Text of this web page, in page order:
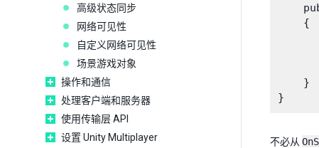
高级状态同步
网络可见性
自定义网络可见性
场景游戏对象
操作和通信
处理客户端和服务器
使用传输层 API
设置 Unity Multiplayer
    {
    }
不必从